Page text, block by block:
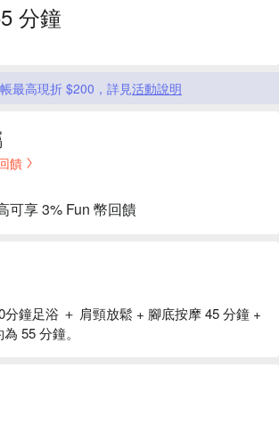
分鐘
最高現折 $200，詳見活動說明
饋
可享 3% Fun 幣回饋
分鐘足浴 ＋ 肩頸放鬆 + 腳底按摩 45 分鐘 +
55 分鐘。